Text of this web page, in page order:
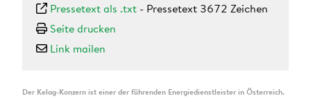
Pressetext als .txt - Pressetext 3672 Zeichen
Seite drucken
Link mailen
Der Kelag-Konzern ist einer der führenden Energiedienstleister in Österreich.